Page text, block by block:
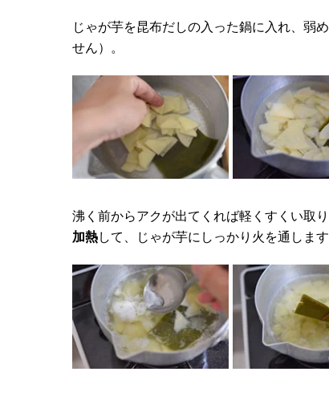
じゃが芋を昆布だしの入った鍋に入れ、弱
せん）。
沸く前からアクが出てくれば軽くすくい取
加熱して、じゃが芋にしっかり火を通します